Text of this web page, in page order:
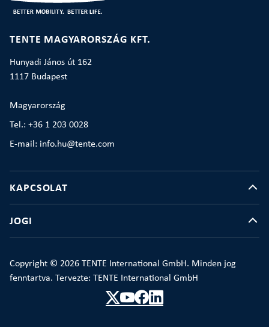
TENTE MAGYARORSZÁG KFT.
Hunyadi János út 162
1117 Budapest
Magyarország
Tel.: +36 1 203 0028
E-mail: info.hu@tente.com
KAPCSOLAT
JOGI
Copyright © 2026 TENTE International GmbH. Minden jog
fenntartva. Tervezte: TENTE International GmbH